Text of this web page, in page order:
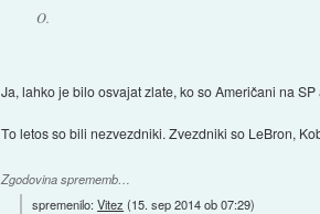
O.
Ja, lahko je bilo osvajat zlate, ko so Američani na
To letos so bili nezvezdniki. Zvezdniki so LeBron,
Zgodovina sprememb…
spremenilo:Vitez (15. sep 2014 ob 07:29)